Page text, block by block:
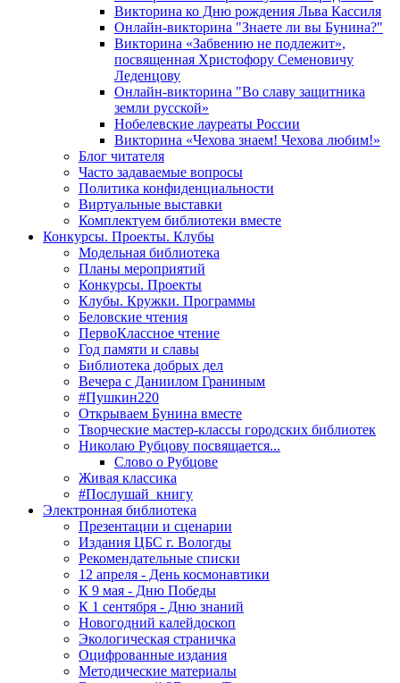
Викторина ко Дню рождения Льва Кассиля
Онлайн-викторина "Знаете ли вы Бунина?"
Викторина «Забвению не подлежит»,
посвященная Христофору Семеновичу
Леденцову
Онлайн-викторина "Во славу защитника
земли русской»
Нобелевские лауреаты России
Викторина «Чехова знаем! Чехова любим!»
Блог читателя
Часто задаваемые вопросы
Политика конфиденциальности
Виртуальные выставки
Комплектуем библиотеки вместе
Конкурсы. Проекты. Клубы
Модельная библиотека
Планы мероприятий
Конкурсы. Проекты
Клубы. Кружки. Программы
Беловские чтения
ПервоКлассное чтение
Год памяти и славы
Библиотека добрых дел
Вечера с Даниилом Граниным
#Пушкин220
Открываем Бунина вместе
Творческие мастер-классы городских библиотек
Николаю Рубцову посвящается...
Слово о Рубцове
Живая классика
#Послушай_книгу
Электронная библиотека
Презентации и сценарии
Издания ЦБС г. Вологды
Рекомендательные списки
12 апреля - День космонавтики
К 9 мая - Дню Победы
К 1 сентября - Дню знаний
Новогодний калейдоскоп
Экологическая страничка
Оцифрованные издания
Методические материалы